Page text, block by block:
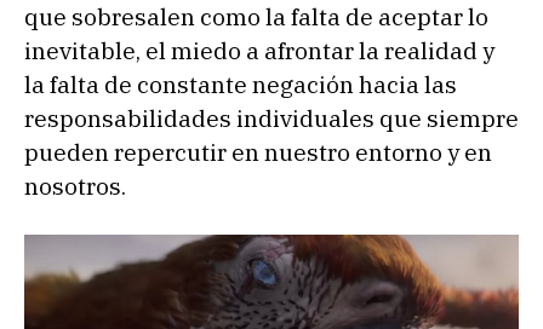
que sobresalen como la falta de aceptar lo
inevitable, el miedo a afrontar la realidad y
la falta de constante negación hacia las
responsabilidades individuales que siempre
pueden repercutir en nuestro entorno y en
nosotros.